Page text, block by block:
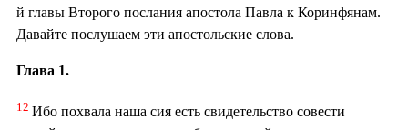
й главы Второго послания апостола Павла к Коринфянам.
Давайте послушаем эти апостольские слова.
Глава 1.
12 Ибо похвала наша сия есть свидетельство совести